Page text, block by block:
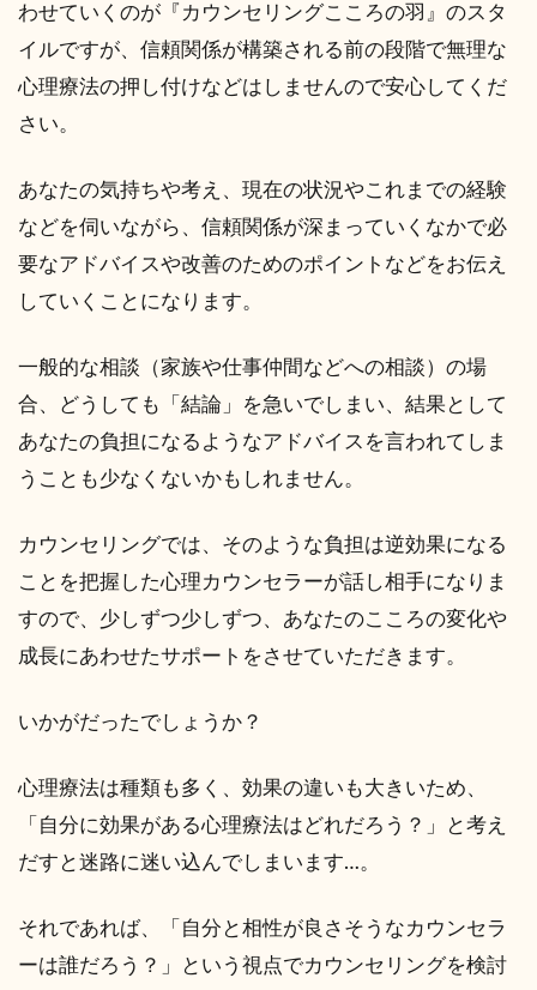
わせていくのが『カウンセリングこころの羽』のスタ
イルですが、信頼関係が構築される前の段階で無理な
心理療法の押し付けなどはしませんので安心してくだ
さい。
あなたの気持ちや考え、現在の状況やこれまでの経験
などを伺いながら、信頼関係が深まっていくなかで必
要なアドバイスや改善のためのポイントなどをお伝え
していくことになります。
一般的な相談（家族や仕事仲間などへの相談）の場
合、どうしても「結論」を急いでしまい、結果として
あなたの負担になるようなアドバイスを言われてしま
うことも少なくないかもしれません。
カウンセリングでは、そのような負担は逆効果になる
ことを把握した心理カウンセラーが話し相手になりま
すので、少しずつ少しずつ、あなたのこころの変化や
成長にあわせたサポートをさせていただきます。
いかがだったでしょうか？
心理療法は種類も多く、効果の違いも大きいため、
「自分に効果がある心理療法はどれだろう？」と考え
だすと迷路に迷い込んでしまいます…。
それであれば、「自分と相性が良さそうなカウンセラ
ーは誰だろう？」という視点でカウンセリングを検討